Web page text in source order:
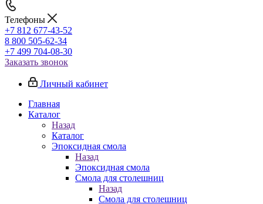
Телефоны
+7 812 677-43-52
8 800 505-62-34
+7 499 704-08-30
Заказать звонок
Личный кабинет
Главная
Каталог
Назад
Каталог
Эпоксидная смола
Назад
Эпоксидная смола
Смола для столешниц
Назад
Смола для столешниц